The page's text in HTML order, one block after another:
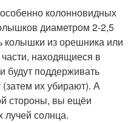
колонновидных
диаметром 2-2,5
колышки из орешника или
находящиеся в
будут поддерживать
их убирают). А
стороны, вы ещёи
лучей солнца.